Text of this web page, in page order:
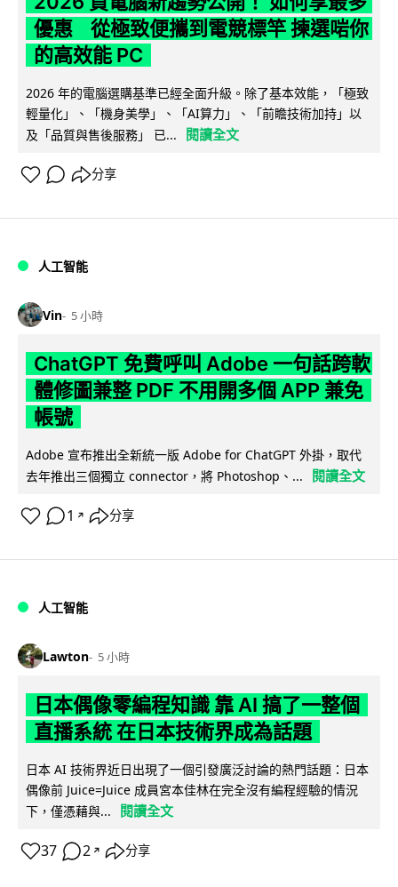
優惠 從極致便攜到電競標竿 揀選啱你
的高效能 PC
2026 年的電腦選購基準已經全面升級。除了基本效能，「極致
輕量化」、「機身美學」、「AI算力」、「前瞻技術加持」以
及「品質與售後服務」 已...
閱讀全文
分享
人工智能
Vin 5 小時
ChatGPT 免費呼叫 Adobe 一句話跨軟
體修圖兼整 PDF 不用開多個 APP 兼免
帳號
Adobe 宣布推出全新統一版 Adobe for ChatGPT 外掛，取代
去年推出三個獨立 connector，將 Photoshop、...
閱讀全文
1 ↗ 分享
人工智能
Lawton 5 小時
日本偶像零編程知識 靠 AI 搞了一整個
直播系統 在日本技術界成為話題
日本 AI 技術界近日出現了一個引發廣泛討論的熱門話題：日本
偶像前 Juice=Juice 成員宮本佳林在完全沒有編程經驗的情況
下，僅憑藉與...
閱讀全文
37 2 ↗ 分享